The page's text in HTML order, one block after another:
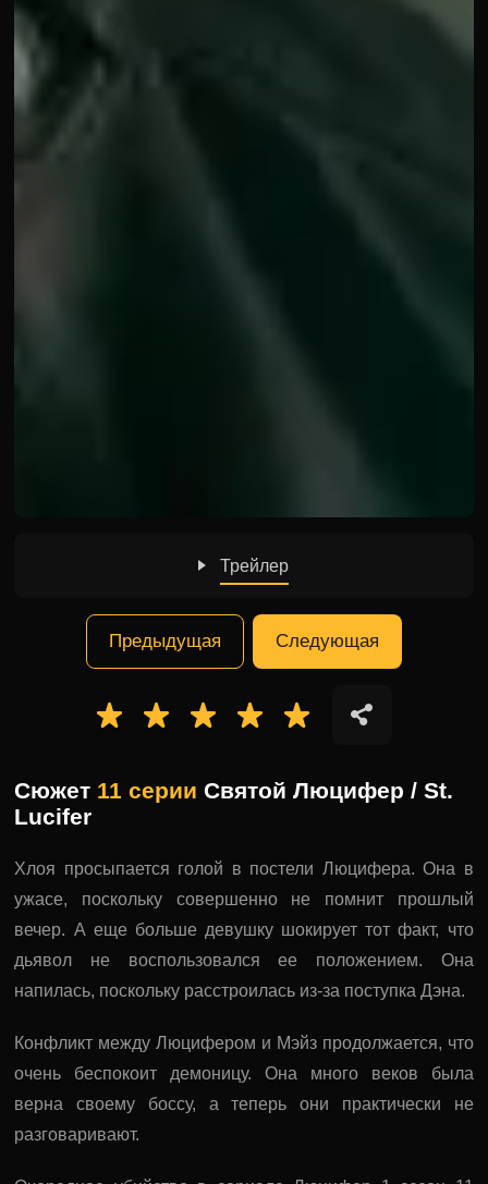
Трейлер
Предыдущая Следующая
Сюжет 11 серии Святой Люцифер / St.
Lucifer
Хлоя просыпается голой в постели Люцифера. Она в
ужасе, поскольку совершенно не помнит прошлый
вечер. А еще больше девушку шокирует тот факт, что
дьявол не воспользовался ее положением. Она
напилась, поскольку расстроилась из-за поступка Дэна.
Конфликт между Люцифером и Мэйз продолжается, что
очень беспокоит демоницу. Она много веков была
верна своему боссу, а теперь они практически не
разговаривают.